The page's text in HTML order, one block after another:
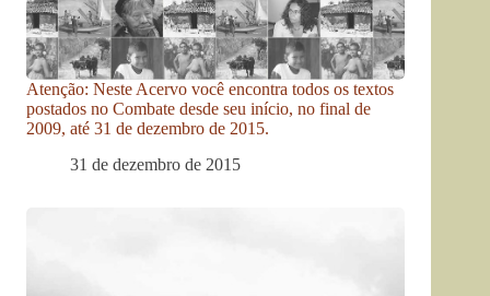
Atenção: Neste Acervo você encontra todos os textos
postados no Combate desde seu início, no final de
2009, até 31 de dezembro de 2015.
31 de dezembro de 2015